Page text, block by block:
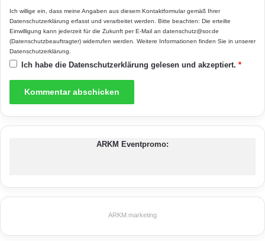
www.homeplaza.de.
Ich willige ein, dass meine Angaben aus diesem Kontaktformular gemäß Ihrer
Datenschutzerklärung erfasst und verarbeitet werden. Bitte beachten: Die erteilte
Einwilligung kann jederzeit für die Zukunft per E-Mail an datenschutz@sor.de
(Datenschutzbeauftragter) widerrufen werden. Weitere Informationen finden Sie in unserer
Datenschutzerklärung.
Ich habe die Datenschutzerklärung gelesen und akzeptiert. *
ARKM Eventpromo:
ARKM.marketing